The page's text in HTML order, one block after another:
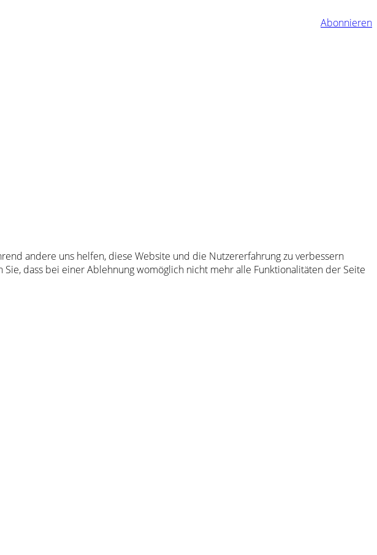
Abonnieren
andere uns helfen, diese Website und die Nutzererfahrung zu verbessern
dass bei einer Ablehnung womöglich nicht mehr alle Funktionalitäten der Seite